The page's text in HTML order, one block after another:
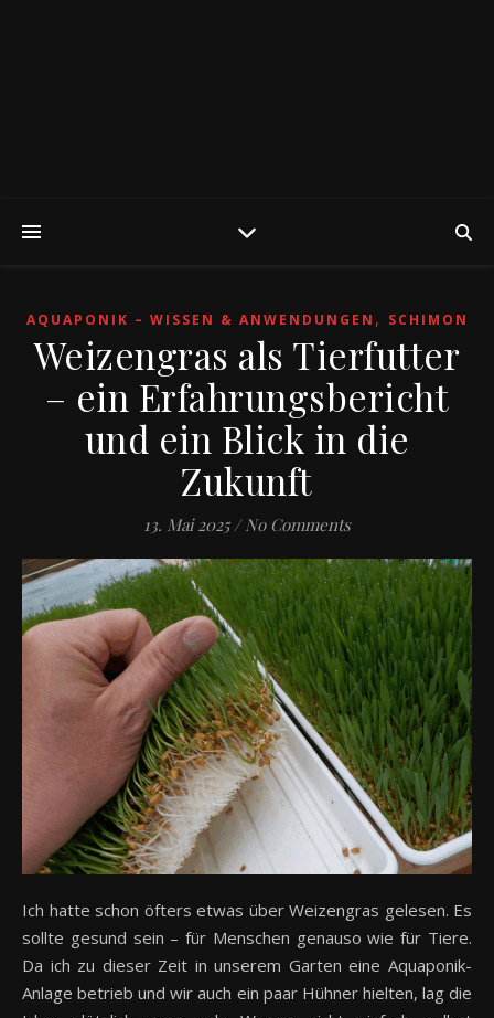
AQUAPONIK – WISSEN & ANWENDUNGEN , SCHIMON
Weizengras als Tierfutter
– ein Erfahrungsbericht
und ein Blick in die
Zukunft
13. Mai 2025 / No Comments
Ich hatte schon öfters etwas über Weizengras gelesen. Es
sollte gesund sein – für Menschen genauso wie für Tiere.
Da ich zu dieser Zeit in unserem Garten eine Aquaponik-
Anlage betrieb und wir auch ein paar Hühner hielten, lag die